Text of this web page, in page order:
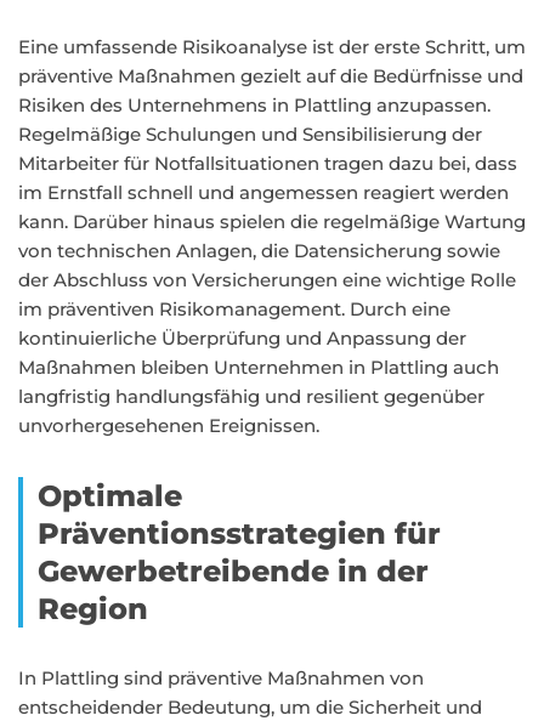
Eine umfassende Risikoanalyse ist der erste Schritt, um
präventive Maßnahmen gezielt auf die Bedürfnisse und
Risiken des Unternehmens in Plattling anzupassen.
Regelmäßige Schulungen und Sensibilisierung der
Mitarbeiter für Notfallsituationen tragen dazu bei, dass
im Ernstfall schnell und angemessen reagiert werden
kann. Darüber hinaus spielen die regelmäßige Wartung
von technischen Anlagen, die Datensicherung sowie
der Abschluss von Versicherungen eine wichtige Rolle
im präventiven Risikomanagement. Durch eine
kontinuierliche Überprüfung und Anpassung der
Maßnahmen bleiben Unternehmen in Plattling auch
langfristig handlungsfähig und resilient gegenüber
unvorhergesehenen Ereignissen.
Optimale
Präventionsstrategien für
Gewerbetreibende in der
Region
In Plattling sind präventive Maßnahmen von
entscheidender Bedeutung, um die Sicherheit und